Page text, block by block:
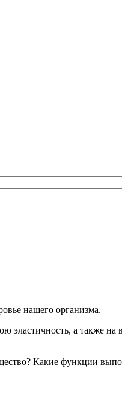
нашего организма.
эластичность, а также
Какие функции